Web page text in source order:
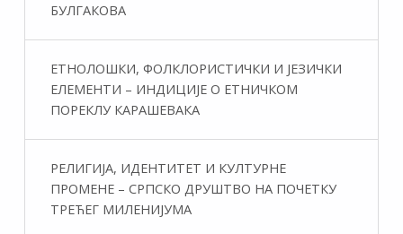
БУЛГАКОВА
ЕТНОЛОШКИ, ФОЛКЛОРИСТИЧКИ И ЈЕЗИЧКИ
ЕЛЕМЕНТИ – ИНДИЦИЈЕ О ЕТНИЧКОМ
ПОРЕКЛУ КАРАШЕВАКА
РЕЛИГИЈА, ИДЕНТИТЕТ И КУЛТУРНЕ
ПРОМЕНЕ – СРПСКО ДРУШТВО НА ПОЧЕТКУ
ТРЕЋЕГ МИЛЕНИЈУМА